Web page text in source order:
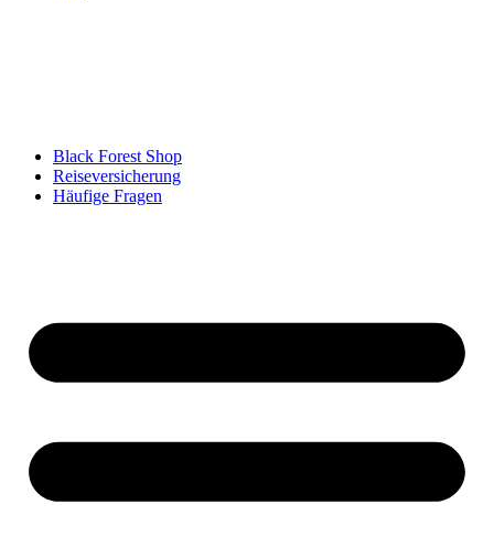
Black Forest Shop
Reiseversicherung
Häufige Fragen